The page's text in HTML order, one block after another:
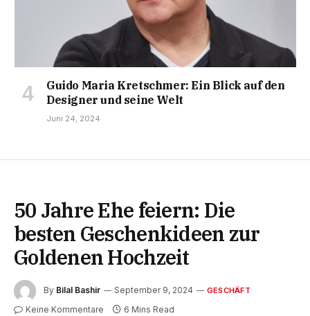
Guido Maria Kretschmer: Ein Blick auf den
Designer und seine Welt
Juni 24, 2024
50 Jahre Ehe feiern: Die
besten Geschenkideen zur
Goldenen Hochzeit
By Bilal Bashir September 9, 2024 GESCHÄFT
Keine Kommentare 6 Mins Read